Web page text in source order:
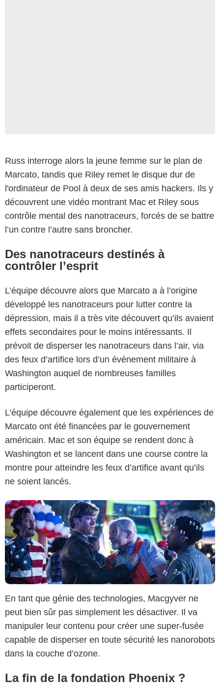
Russ interroge alors la jeune femme sur le plan de
Marcato, tandis que Riley remet le disque dur de
l'ordinateur de Pool à deux de ses amis hackers. Ils y
découvrent une vidéo montrant Mac et Riley sous
contrôle mental des nanotraceurs, forcés de se battre
l’un contre l’autre sans broncher.
Des nanotraceurs destinés à
contrôler l’esprit
L’équipe découvre alors que Marcato a à l’origine
développé les nanotraceurs pour lutter contre la
dépression, mais il a très vite découvert qu’ils avaient
effets secondaires pour le moins intéressants. Il
prévoit de disperser les nanotraceurs dans l’air, via
des feux d’artifice lors d’un événement militaire à
Washington auquel de nombreuses familles
participeront.
L’équipe découvre également que les expériences de
Marcato ont été financées par le gouvernement
américain. Mac et son équipe se rendent donc à
Washington et se lancent dans une course contre la
montre pour atteindre les feux d’artifice avant qu’ils
ne soient lancés.
En tant que génie des technologies, Macgyver ne
peut bien sûr pas simplement les désactiver. Il va
manipuler leur contenu pour créer une super-fusée
capable de disperser en toute sécurité les nanorobots
dans la couche d’ozone.
La fin de la fondation Phoenix ?